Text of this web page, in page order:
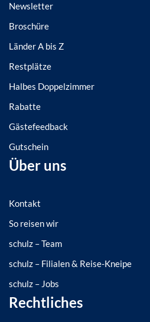
Newsletter
Broschüre
Länder A bis Z
Restplätze
Halbes Doppelzimmer
Rabatte
Gästefeedback
Gutschein
Über uns
Kontakt
So reisen wir
schulz – Team
schulz – Filialen & Reise-Kneipe
schulz – Jobs
Rechtliches